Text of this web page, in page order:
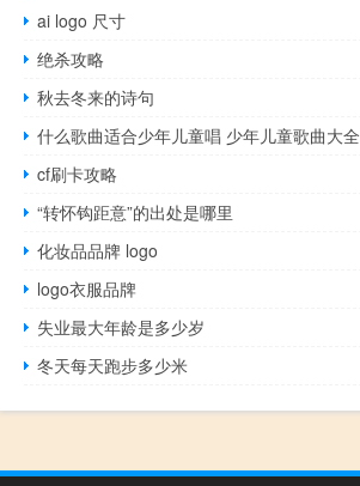
ai logo 尺寸
绝杀攻略
秋去冬来的诗句
什么歌曲适合少年儿童唱 少年儿童歌曲大全
cf刷卡攻略
“转怀钩距意”的出处是哪里
化妆品品牌 logo
logo衣服品牌
失业最大年龄是多少岁
冬天每天跑步多少米